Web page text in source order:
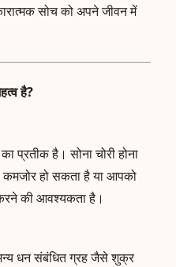
सोच को अपने जीवन में
है?
प्रतीक है। सोना चोरी होना
हो सकता है या आपको
की आवश्यकता है।
धन संबंधित ग्रह जैसे शुक्र